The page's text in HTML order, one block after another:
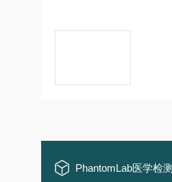
PhantomLab医学检